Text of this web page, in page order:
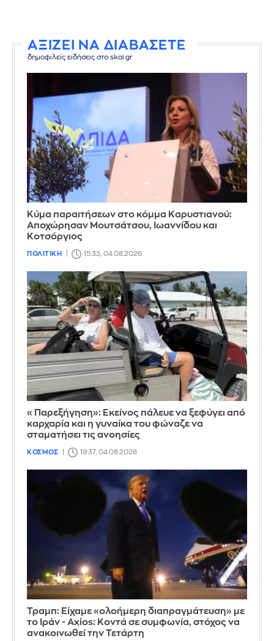
ΑΞΙΖΕΙ ΝΑ ΔΙΑΒΑΣΕΤΕ
δημοφιλείς ειδήσεις στο skai.gr
Κύμα παραιτήσεων στο κόμμα Καρυστιανού:
Αποχώρησαν Μουτσάτσου, Ιωαννίδου και
Κοτσόργιος
ΠΟΛΙΤΙΚΗ 15:33, 04.08.2026
«Παρεξήγηση»: Εκείνος πάλευε να ξεφύγει από
καρχαρία και η γυναίκα του φώναζε να
σταματήσει τις ανοησίες
ΚΟΣΜΟΣ 19:37, 04.08.2026
Τραμπ: Είχαμε «ολοήμερη διαπραγμάτευση» με
το Ιράν - Axios: Κοντά σε συμφωνία, στόχος να
ανακοινωθεί την Τετάρτη